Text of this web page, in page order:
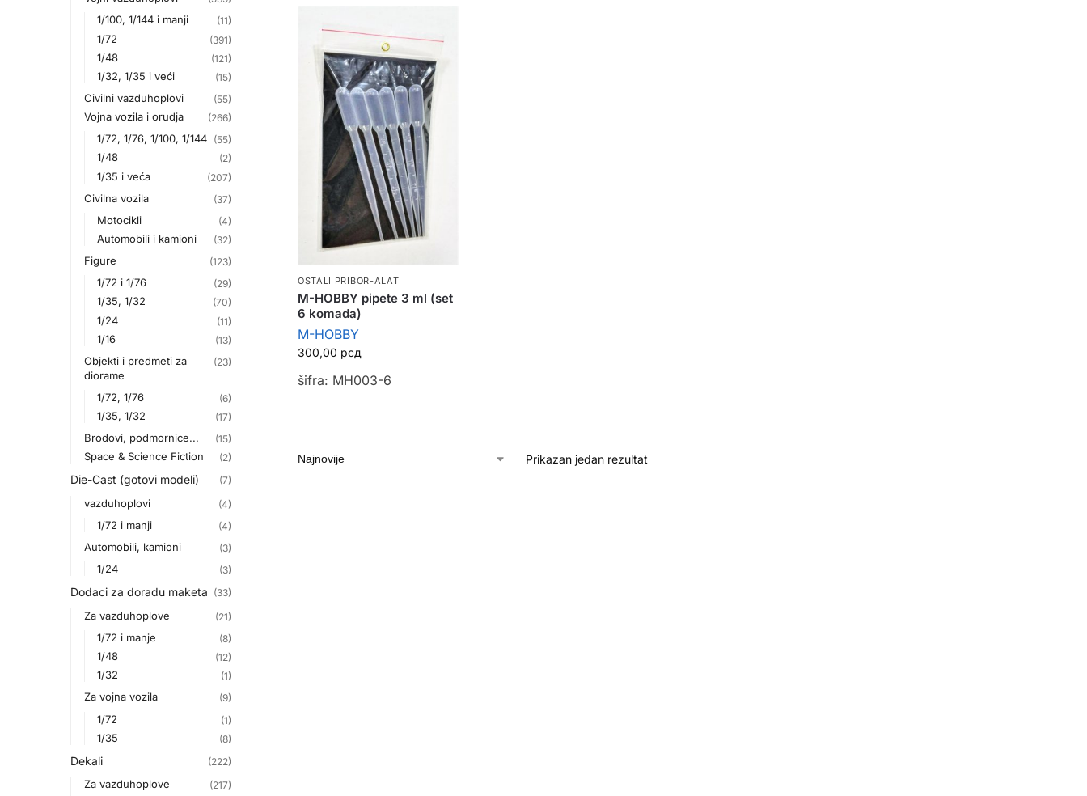
OSTALI PRIBOR-ALAT
M-HOBBY pipete 3 ml (set
6 komada)
M-HOBBY
300,00 рсд
šifra: MH003-6
Prikazan jedan rezultat
1/100, 1/144 i manji (11)
1/72 (391)
1/48 (121)
1/32, 1/35 i veći (15)
Civilni vazduhoplovi (55)
Vojna vozila i orudja (266)
1/72, 1/76, 1/100, 1/144 (55)
1/48 (2)
1/35 i veća (207)
Civilna vozila (37)
Motocikli (4)
Automobili i kamioni (32)
Figure (123)
1/72 i 1/76 (29)
1/35, 1/32 (70)
1/24 (11)
1/16 (13)
Objekti i predmeti za
diorame
(23)
1/72, 1/76 (6)
1/35, 1/32 (17)
Brodovi, podmornice... (15)
Space & Science Fiction (2)
Die-Cast (gotovi modeli) (7)
vazduhoplovi (4)
1/72 i manji (4)
Automobili, kamioni (3)
1/24 (3)
Dodaci za doradu maketa (33)
Za vazduhoplove (21)
1/72 i manje (8)
1/48 (12)
1/32 (1)
Za vojna vozila (9)
1/72 (1)
1/35 (8)
Dekali (222)
Za vazduhoplove (217)